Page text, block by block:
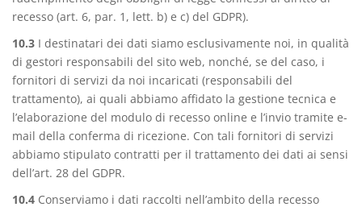
recesso (art. 6, par. 1, lett. b) e c) del GDPR).
10.3 I destinatari dei dati siamo esclusivamente noi, in qualità
di gestori responsabili del sito web, nonché, se del caso, i
fornitori di servizi da noi incaricati (responsabili del
trattamento), ai quali abbiamo affidato la gestione tecnica e
l’elaborazione del modulo di recesso online e l’invio tramite e-
mail della conferma di ricezione. Con tali fornitori di servizi
abbiamo stipulato contratti per il trattamento dei dati ai sensi
dell’art. 28 del GDPR.
10.4 Conserviamo i dati raccolti nell’ambito della recesso